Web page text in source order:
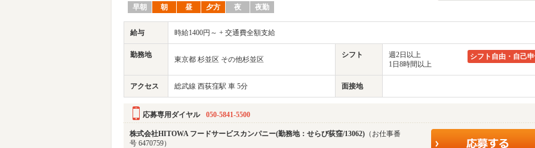
早朝 朝 昼 夕方 夜 夜勤
給与 時給1400円～ + 交通費全額支給
勤務地
東京都 杉並区 その他杉並区
シフト
週2日以上
1日8時間以上
シフト自由・自己
アクセス 総武線 西荻窪駅 車 5分 面接地
応募専用ダイヤル 050-5841-5500
株式会社HITOWA フードサービスカンパニー(勤務地：せらび荻窪/13062) （お仕事番
号 6470759）